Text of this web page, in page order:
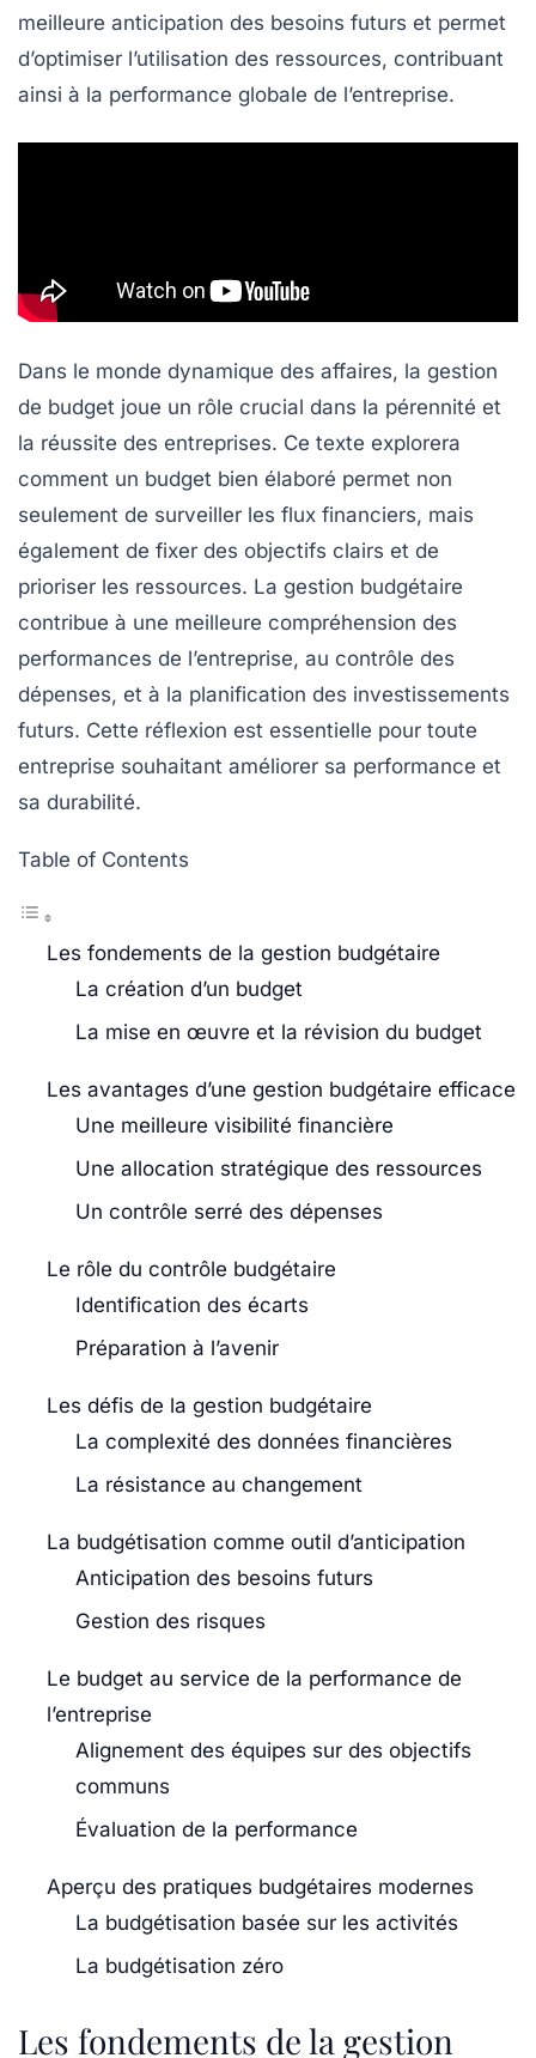
meilleure anticipation des besoins futurs et permet
d’optimiser l’utilisation des ressources, contribuant
ainsi à la performance globale de l’entreprise.
Dans le monde dynamique des affaires, la gestion
de budget joue un rôle crucial dans la pérennité et
la réussite des entreprises. Ce texte explorera
comment un budget bien élaboré permet non
seulement de surveiller les flux financiers, mais
également de fixer des objectifs clairs et de
prioriser les ressources. La gestion budgétaire
contribue à une meilleure compréhension des
performances de l’entreprise, au contrôle des
dépenses, et à la planification des investissements
futurs. Cette réflexion est essentielle pour toute
entreprise souhaitant améliorer sa performance et
sa durabilité.
Table of Contents
Les fondements de la gestion budgétaire
La création d’un budget
La mise en œuvre et la révision du budget
Les avantages d’une gestion budgétaire efficace
Une meilleure visibilité financière
Une allocation stratégique des ressources
Un contrôle serré des dépenses
Le rôle du contrôle budgétaire
Identification des écarts
Préparation à l’avenir
Les défis de la gestion budgétaire
La complexité des données financières
La résistance au changement
La budgétisation comme outil d’anticipation
Anticipation des besoins futurs
Gestion des risques
Le budget au service de la performance de
l’entreprise
Alignement des équipes sur des objectifs
communs
Évaluation de la performance
Aperçu des pratiques budgétaires modernes
La budgétisation basée sur les activités
La budgétisation zéro
Les fondements de la gestion